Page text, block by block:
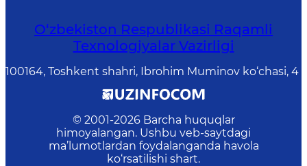
O‘zbekiston Respublikasi Raqamli
Texnologiyalar Vazirligi
100164, Toshkent shahri, Ibrohim Muminov ko‘chasi, 4
© 2001-2026 Barcha huquqlar
himoyalangan. Ushbu veb-saytdagi
ma’lumotlardan foydalanganda havola
ko‘rsatilishi shart.